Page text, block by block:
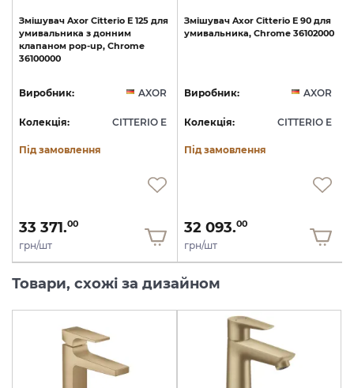
Змішувач Axor Citterio E 125 для
умивальника з донним
клапаном pop-up, Chrome
36100000
Виробник: AXOR
Колекція: CITTERIO E
Під замовлення
33 371.00
грн/шт
Змішувач Axor Citterio E 90 для
умивальника, Chrome 36102000
Виробник: AXOR
Колекція: CITTERIO E
Під замовлення
32 093.00
грн/шт
Товари, схожі за дизайном